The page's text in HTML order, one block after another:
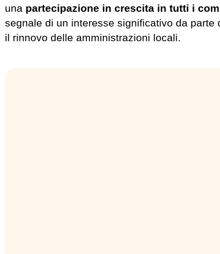
una partecipazione in crescita in tutti i
segnale di un interesse significativo da parte
il rinnovo delle amministrazioni locali.